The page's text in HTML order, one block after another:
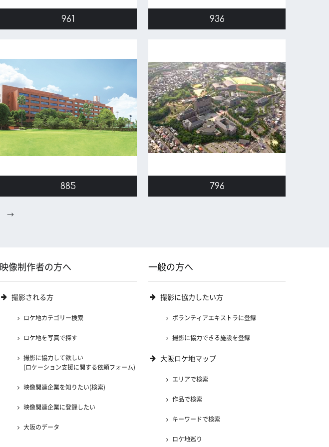
961 936
885 796
→
映像制作者の方へ
撮影される方
ロケ地カテゴリー検索
ロケ地を写真で探す
撮影に協力して欲しい
(ロケーション支援に関する依頼フォーム)
映像関連企業を知りたい(検索)
映像関連企業に登録したい
大阪のデータ
一般の方へ
撮影に協力したい方
ボランティアエキストラに登録
撮影に協力できる施設を登録
大阪ロケ地マップ
エリアで検索
作品で検索
キーワードで検索
ロケ地巡り